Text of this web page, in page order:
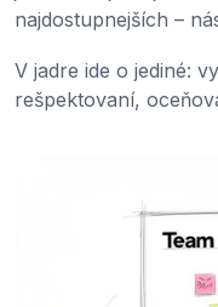
najdostupnejších –
V jadre ide o jediné:
rešpektovaní,